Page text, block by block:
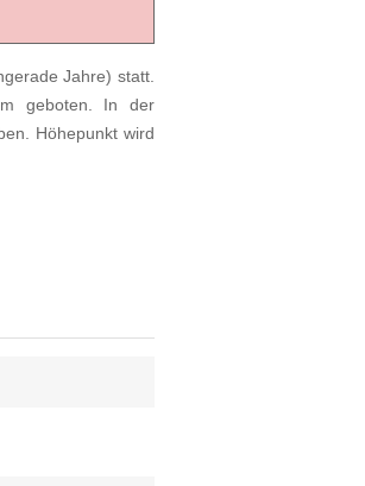
Jahre) statt.
geboten. In der
Höhepunkt wird